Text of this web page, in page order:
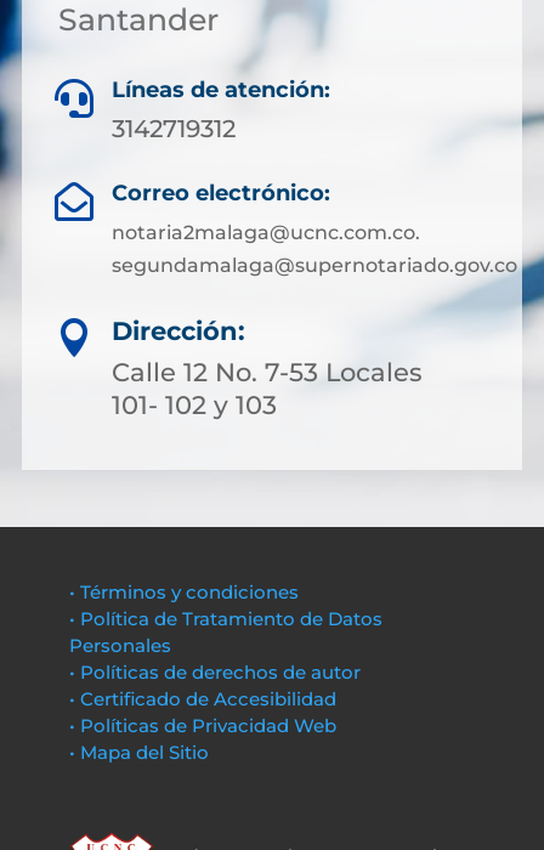
Santander
 Líneas de atención:
3142719312
 Correo electrónico:
notaria2malaga@ucnc.com.co.
segundamalaga@supernotariado.gov.co

Dirección:
Calle 12 No. 7-53 Locales
101- 102 y 103
• Términos y condiciones
• Política de Tratamiento de Datos
Personales
• Políticas de derechos de autor
• Certificado de Accesibilidad
• Políticas de Privacidad Web
• Mapa del Sitio